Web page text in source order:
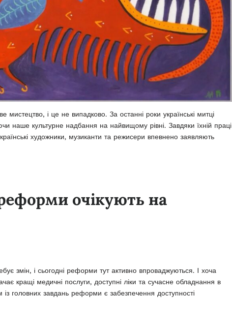
мистецтво, і це не випадково. За останні роки українські митці
наше культурне надбання на найвищому рівні. Завдяки їхній праці
художники, музиканти та режисери впевнено заявляють
очікують на
змін, і сьогодні реформи тут активно впроваджуються. І хоча
кращі медичні послуги, доступні ліки та сучасне обладнання в
головних завдань реформи є забезпечення доступності